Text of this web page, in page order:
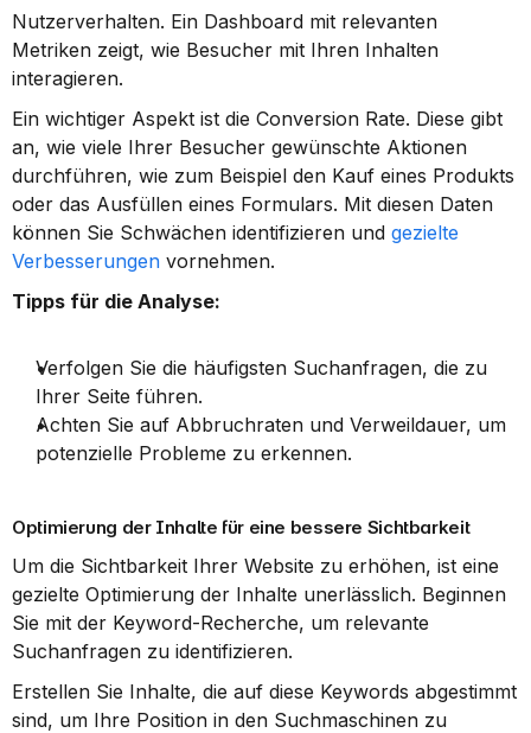
Nutzerverhalten. Ein Dashboard mit relevanten
Metriken zeigt, wie Besucher mit Ihren Inhalten
interagieren.
Ein wichtiger Aspekt ist die Conversion Rate. Diese gibt
an, wie viele Ihrer Besucher gewünschte Aktionen
durchführen, wie zum Beispiel den Kauf eines Produkts
oder das Ausfüllen eines Formulars. Mit diesen Daten
können Sie Schwächen identifizieren und gezielte
Verbesserungen vornehmen.
Tipps für die Analyse:
Verfolgen Sie die häufigsten Suchanfragen, die zu
Ihrer Seite führen.
Achten Sie auf Abbruchraten und Verweildauer, um
potenzielle Probleme zu erkennen.
Optimierung der Inhalte für eine bessere Sichtbarkeit
Um die Sichtbarkeit Ihrer Website zu erhöhen, ist eine
gezielte Optimierung der Inhalte unerlässlich. Beginnen
Sie mit der Keyword-Recherche, um relevante
Suchanfragen zu identifizieren.
Erstellen Sie Inhalte, die auf diese Keywords abgestimmt
sind, um Ihre Position in den Suchmaschinen zu